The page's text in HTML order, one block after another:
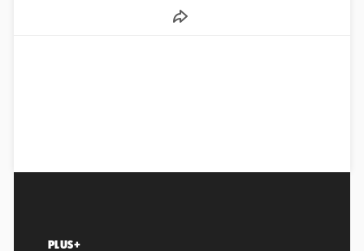
PLUS+